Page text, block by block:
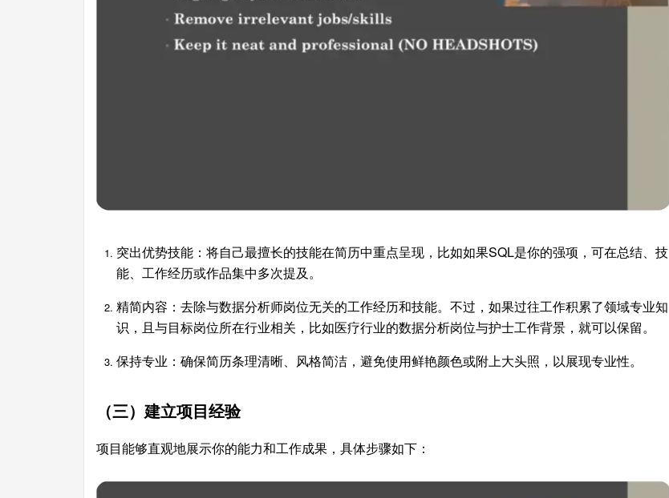
突出优势技能：将自己最擅长的技能在简历中重点呈现，比如如果SQL是你的强项，可在总结、技
能、工作经历或作品集中多次提及。
精简内容：去除与数据分析师岗位无关的工作经历和技能。不过，如果过往工作积累了领域专业知
识，且与目标岗位所在行业相关，比如医疗行业的数据分析岗位与护士工作背景，就可以保留。
保持专业：确保简历条理清晰、风格简洁，避免使用鲜艳颜色或附上大头照，以展现专业性。
（三）建立项目经验
项目能够直观地展示你的能力和工作成果，具体步骤如下：